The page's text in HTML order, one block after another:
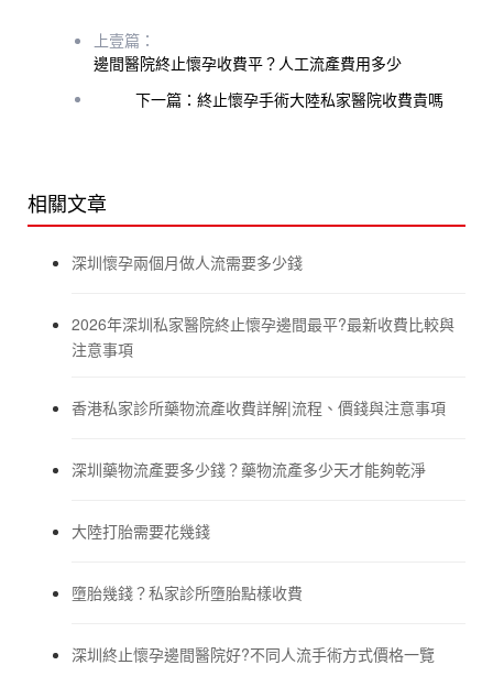
上壹篇：
邊間醫院終止懷孕收費平？人工流產費用多少
下一篇：終止懷孕手術大陸私家醫院收費貴嗎
相關文章
深圳懷孕兩個月做人流需要多少錢
2026年深圳私家醫院終止懷孕邊間最平?最新收費比較與
注意事項
香港私家診所藥物流產收費詳解|流程、價錢與注意事項
深圳藥物流產要多少錢？藥物流產多少天才能夠乾淨
大陸打胎需要花幾錢
墮胎幾錢？私家診所墮胎點樣收費
深圳終止懷孕邊間醫院好?不同人流手術方式價格一覽